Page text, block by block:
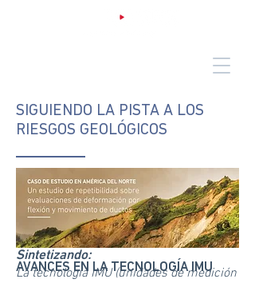
SIGUIENDO LA PISTA A LOS
RIESGOS GEOLÓGICOS
Sintetizando:
La tecnología IMU (unidades de medición
AVANCES EN LA TECNOLOGÍA IMU